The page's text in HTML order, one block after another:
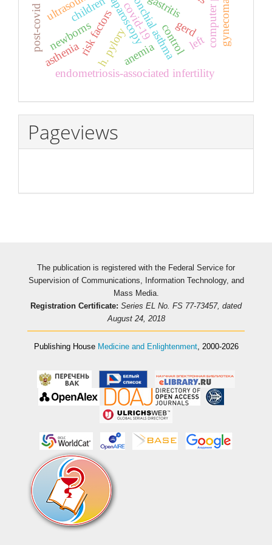
children bronchial asthma
control
laparoscopy
endometriosis-associated infertility
risk factors gynecomastia
h. pylory
gastritis
gerd
newborns covid-19
asthenia anemia left
Pageviews
The publication is registered with the Federal Service for
Supervision of Communications, Information Technology, and
Mass Media.
Registration Certificate: Series EL No. FS 77-73457, dated
August 24, 2018
Publishing House Medicine and Enlightenment, 2000-2026